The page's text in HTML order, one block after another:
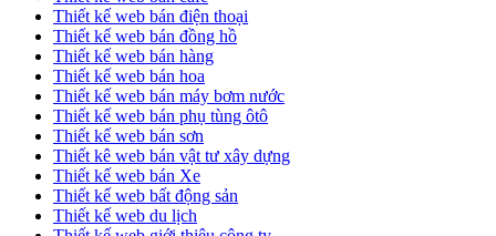
Thiết kế web bán điện thoại
Thiết kế web bán đồng hồ
Thiết kế web bán hàng
Thiết kế web bán hoa
Thiết kế web bán máy bơm nước
Thiết kế web bán phụ tùng ôtô
Thiết kế web bán sơn
Thiết kê web bán vật tư xây dựng
Thiết kế web bán Xe
Thiết kế web bất động sản
Thiết kế web du lịch